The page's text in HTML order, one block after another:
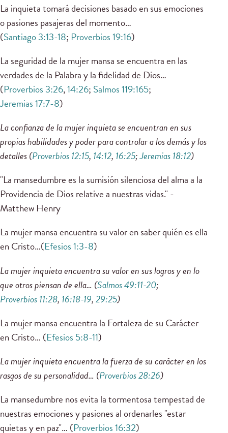
La inquieta tomará decisiones basado en sus emociones
o pasiones pasajeras del momento…
(Santiago 3:13-18; Proverbios 19:16)
La seguridad de la mujer mansa se encuentra en las
verdades de la Palabra y la fidelidad de Dios…
(Proverbios 3:26,14:26; Salmos 119:165;
Jeremias 17:7-8)
La confianza de la mujer inquieta se encuentran en sus
propias habilidades y poder para controlar a los demás y los
detalles (Proverbios 12:15, 14:12, 16:25;Jeremias 18:12)
"La mansedumbre es la sumisión silenciosa del alma a la
Providencia de Dios relative a nuestras vidas." -
Matthew Henry
La mujer mansa encuentra su valor en saber quién es ella
en Cristo…(Efesios 1:3-8)
La mujer inquieta encuentra su valor en sus logros y en lo
que otros piensan de ella… (Salmos 49:11-20;
Proverbios 11:28, 16:18-19,29:25)
La mujer mansa encuentra la Fortaleza de su Carácter
en Cristo… (Efesios 5:8-11)
La mujer inquieta encuentra la fuerza de su carácter en los
rasgos de su personalidad… (Proverbios 28:26)
La mansedumbre nos evita la tormentosa tempestad de
nuestras emociones y pasiones al ordenarles "estar
quietas y en paz"… (Proverbios 16:32)